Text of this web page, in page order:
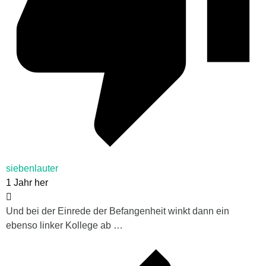
siebenlauter
1 Jahr her
Und bei der Einrede der Befangenheit winkt dann ein
ebenso linker Kollege ab …